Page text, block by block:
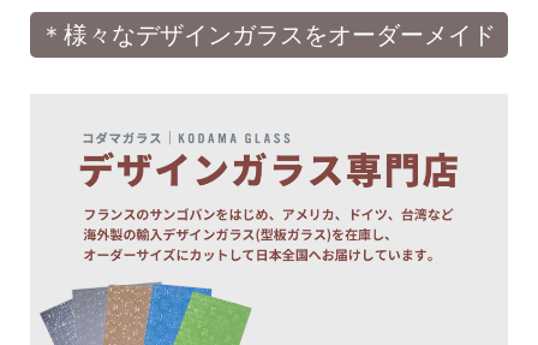
＊様々なデザインガラスをオーダーメイド